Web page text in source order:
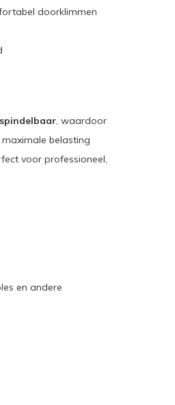
doorklimmen
, waardoor
belasting
voor professioneel,
en andere